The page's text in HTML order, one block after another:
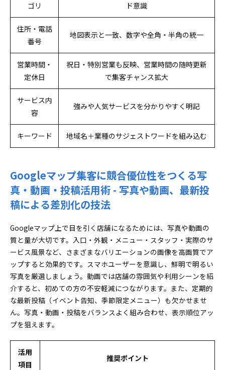
ゴリ
ド意識
住所・電話
番号
地図表示と一致、数字や全角・半角の統一
営業時間・
定休日
祝日・特別営業も反映、営業時間の随時更新
で集客チャンス拡大
サービス内
容
強みや人気サービスを分かりやすく明記
キーワード 地域名＋業種のサジェストワードを組み込む
Googleマップ集客に競合優位性をつくる写
真・動画・投稿活用術 - 写真や動画、最新投
稿による差別化の技法
Googleマップ上で目を引く店舗になるためには、写真や動画の
質と量が大切です。入口・外観・メニュー・スタッフ・実際のサ
ービス風景など、さまざまなバリエーションの画像を高画質でア
ップすると効果的です。スマホユーザーを意識し、鮮明で明るい
写真を厳選しましょう。動画では店舗の雰囲気や利用シーンを紹
介すると、初めての方の不安軽減につながります。また、定期的
な最新投稿（イベント告知、季節限定メニュー）も欠かせませ
ん。写真・動画・投稿をバランスよく組み合わせ、表示順位アッ
プを狙えます。
活用
項目
推奨ポイント